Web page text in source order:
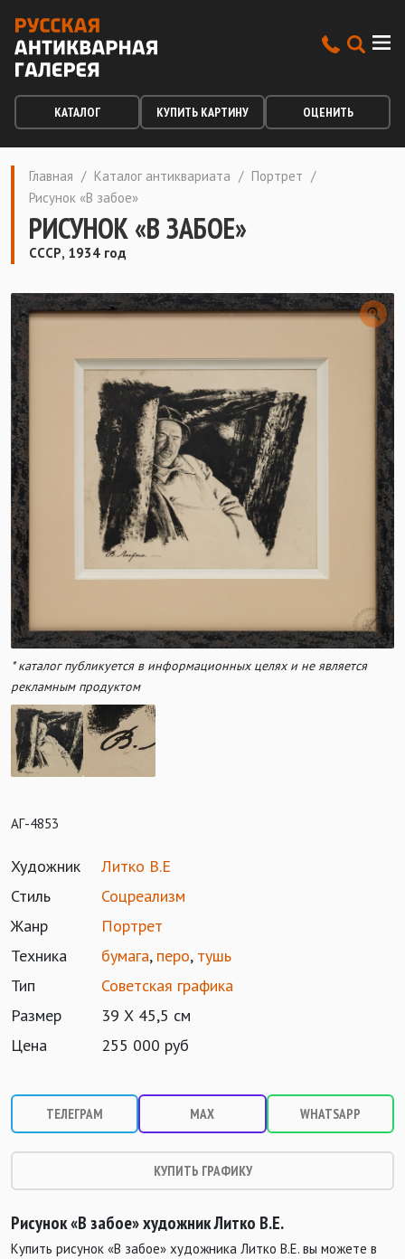
КАТАЛОГ КУПИТЬ КАРТИНУ ОЦЕНИТЬ
Главная / Каталог антиквариата / Портрет /
Рисунок «В забое»
РИСУНОК «В ЗАБОЕ»
СССР, 1934 год
* каталог публикуется в информационных целях и не является
рекламным продуктом
АГ-4853
Художник
Литко В.Е
Стиль
Соцреализм
Жанр
Портрет
Техника
бумага, перо, тушь
Тип
Советская графика
Размер
39 Х 45,5 см
Цена
255 000 руб
ТЕЛЕГРАМ MAX WHATSAPP
КУПИТЬ ГРАФИКУ
Рисунок «В забое»художникЛитко В.Е.
Купить рисунок «В забое» художника Литко В.Е. вы можете в